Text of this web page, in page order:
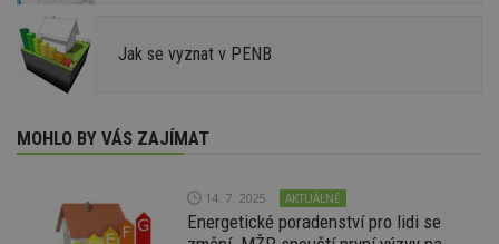
Jak se vyznat v PENB
MOHLO BY VÁS ZAJÍMAT
14. 7. 2025 AKTUÁLNĚ
Energetické poradenství pro lidi se